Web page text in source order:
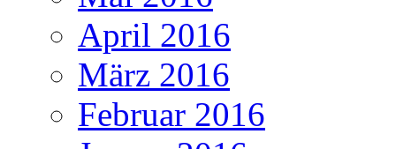
April 2016
März 2016
Februar 2016